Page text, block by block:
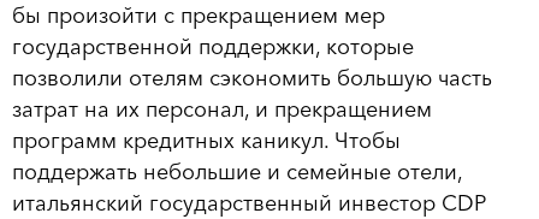
бы произойти с прекращением мер
государственной поддержки, которые
позволили отелям сэкономить большую часть
затрат на их персонал, и прекращением
программ кредитных каникул. Чтобы
поддержать небольшие и семейные отели,
итальянский государственный инвестор CDP